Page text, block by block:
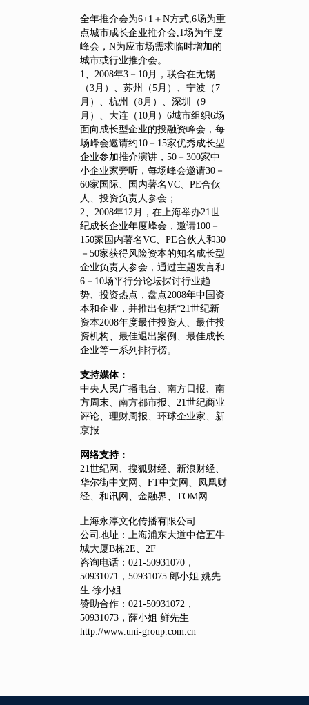
全年推介会为6+1＋N方式,6场为重
点城市成长企业推介会,1场为年度
峰会，N为应市场需求临时增加的
城市或行业推介会。
1、2008年3－10月，联合在无锡
（3月）、苏州（5月）、宁波（7
月）、杭州（8月）、深圳（9
月）、大连（10月）6城市组织6场
面向成长型企业的投融资峰会，每
场峰会邀请约10－15家优秀成长型
企业参加推介演讲，50－300家中
小企业家旁听，每场峰会邀请30－
60家国际、国内著名VC、PE合伙
人、投资负责人参会；
2、2008年12月，在上海举办21世
纪成长企业年度峰会，邀请100－
150家国内著名VC、PE合伙人和30
－50家获得风险资本的知名成长型
企业负责人参会，通过主题发言和
6－10场平行分论坛探讨行业趋
势、投资热点，盘点2008年中国资
本和企业，并推出包括“21世纪新
资本2008年度最佳投资人、最佳投
资机构、最佳退出案例、最佳成长
企业等一系列排行榜。
支持媒体：
中央人民广播电台、南方日报、南
方周末、南方都市报、21世纪商业
评论、理财周报、环球企业家、新
京报
网络支持：
21世纪网、搜狐财经、新浪财经、
华尔街中文网、FT中文网、凤凰财
经、和讯网、金融界、TOM网
上海永淳文化传播有限公司
公司地址：上海浦东大道中信五牛
城大厦B栋2E、2F
咨询电话：021-50931070，
50931071，50931075 郎小姐 姚先
生 徐小姐
赞助合作：021-50931072，
50931073，薛小姐 鲜先生
http://www.uni-group.com.cn